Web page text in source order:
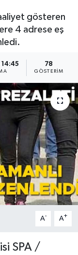
gösteren
4 adrese eş
78
GÖSTERIM
A- A+
SPA /